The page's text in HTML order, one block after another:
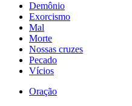
Demônio
Exorcismo
Mal
Morte
Nossas cruzes
Pecado
Vícios
Oração